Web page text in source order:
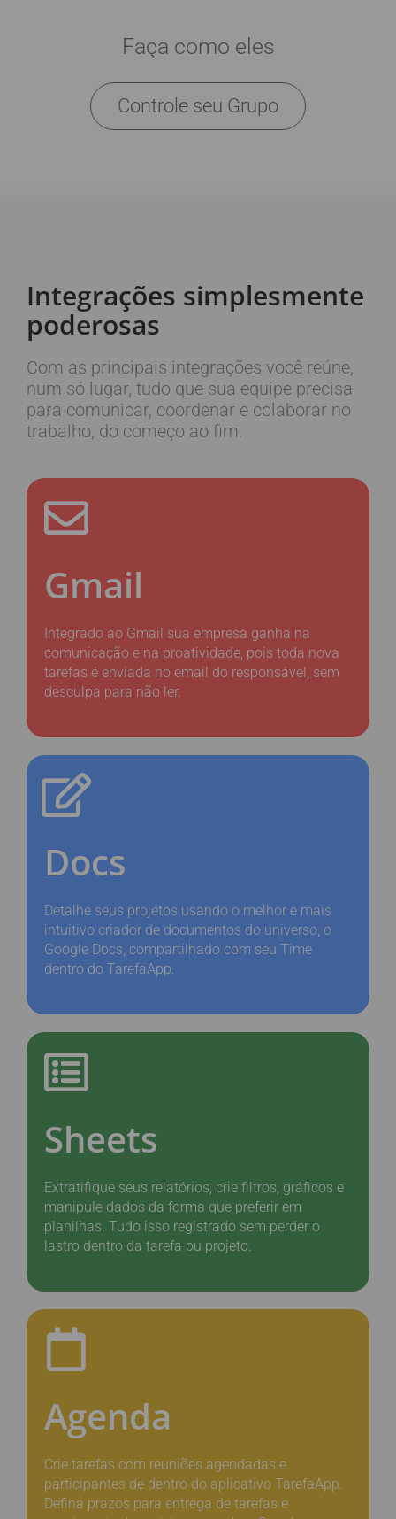
Faça como eles
Controle seu Grupo
Integrações simplesmente
poderosas
Com as principais integrações você reúne,
num só lugar, tudo que sua equipe precisa
para comunicar, coordenar e colaborar no
trabalho, do começo ao fim.
Gmail
Integrado ao Gmail sua empresa ganha na
comunicação e na proatividade, pois toda nova
tarefas é enviada no email do responsável, sem
desculpa para não ler.
Docs
Detalhe seus projetos usando o melhor e mais
intuitivo criador de documentos do universo, o
Google Docs, compartilhado com seu Time
dentro do TarefaApp.
Sheets
Extratifique seus relatórios, crie filtros, gráficos e
manipule dados da forma que preferir em
planilhas. Tudo isso registrado sem perder o
lastro dentro da tarefa ou projeto.
Agenda
Crie tarefas com reuniões agendadas e
participantes de dentro do aplicativo TarefaApp.
Defina prazos para entrega de tarefas e